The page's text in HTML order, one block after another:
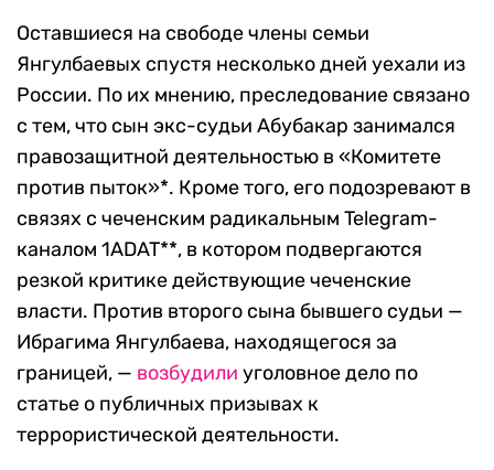
Оставшиеся на свободе члены семьи
Янгулбаевых спустя несколько дней уехали из
России. По их мнению, преследование связано
с тем, что сын экс-судьи Абубакар занимался
правозащитной деятельностью в «Комитете
против пыток»*. Кроме того, его подозревают в
связях с чеченским радикальным Telegram-
каналом 1ADAT**, в котором подвергаются
резкой критике действующие чеченские
власти. Против второго сына бывшего судьи —
Ибрагима Янгулбаева, находящегося за
границей, — возбудили уголовное дело по
статье о публичных призывах к
террористической деятельности.